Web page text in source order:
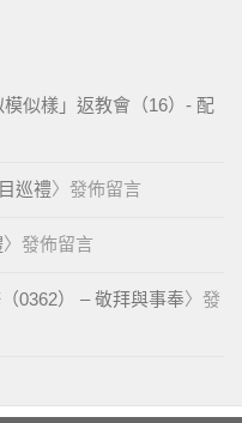
似樣」返教會（16）- 配
巡禮〉發佈留言
〉發佈留言
0362） – 敬拜與事奉〉發